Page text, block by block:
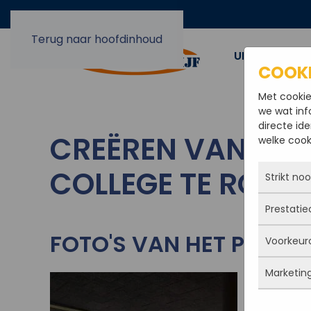
Terug naar hoofdinhoud
UIT EN
CREËREN VAN
COLLEGE TE
FOTO'S VAN HET
Met
we wat
directe
welke
Strikt
Deze
actief
iets
Je kunt
maar
Met
deze
Deze